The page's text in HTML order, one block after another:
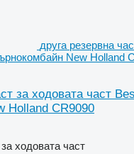
друга резервна
New Holland
за ходовата част
Holland CR9090
ходовата част